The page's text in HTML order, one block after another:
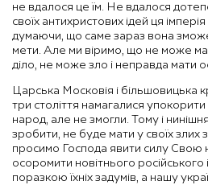
не вдалося це їм. Не вдалося
своїх антихристових ідей ця
думаючи, що саме зараз вона зможе
мети. Але ми віримо, що не може
діло, не може зло і неправда мати
Царська Московія і більшовицька
три століття намагалися упокорити
народ, але не змогли. Тому і
зробити, не буде мати у своїх злих
просимо Господа явити силу Свою
осоромити новітнього російського
поразкою їхніх задумів, а нашу